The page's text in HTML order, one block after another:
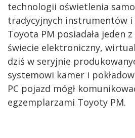
technologii oświetlenia
tradycyjnych instrumentów i
Toyota PM posiadała jeden
świecie elektroniczny,
dziś w seryjnie
systemowi kamer i
PC pojazd mógł
egzemplarzami Toyoty PM.